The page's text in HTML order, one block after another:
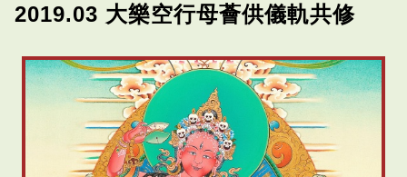
2019.03 大樂空行母薈供儀軌共修